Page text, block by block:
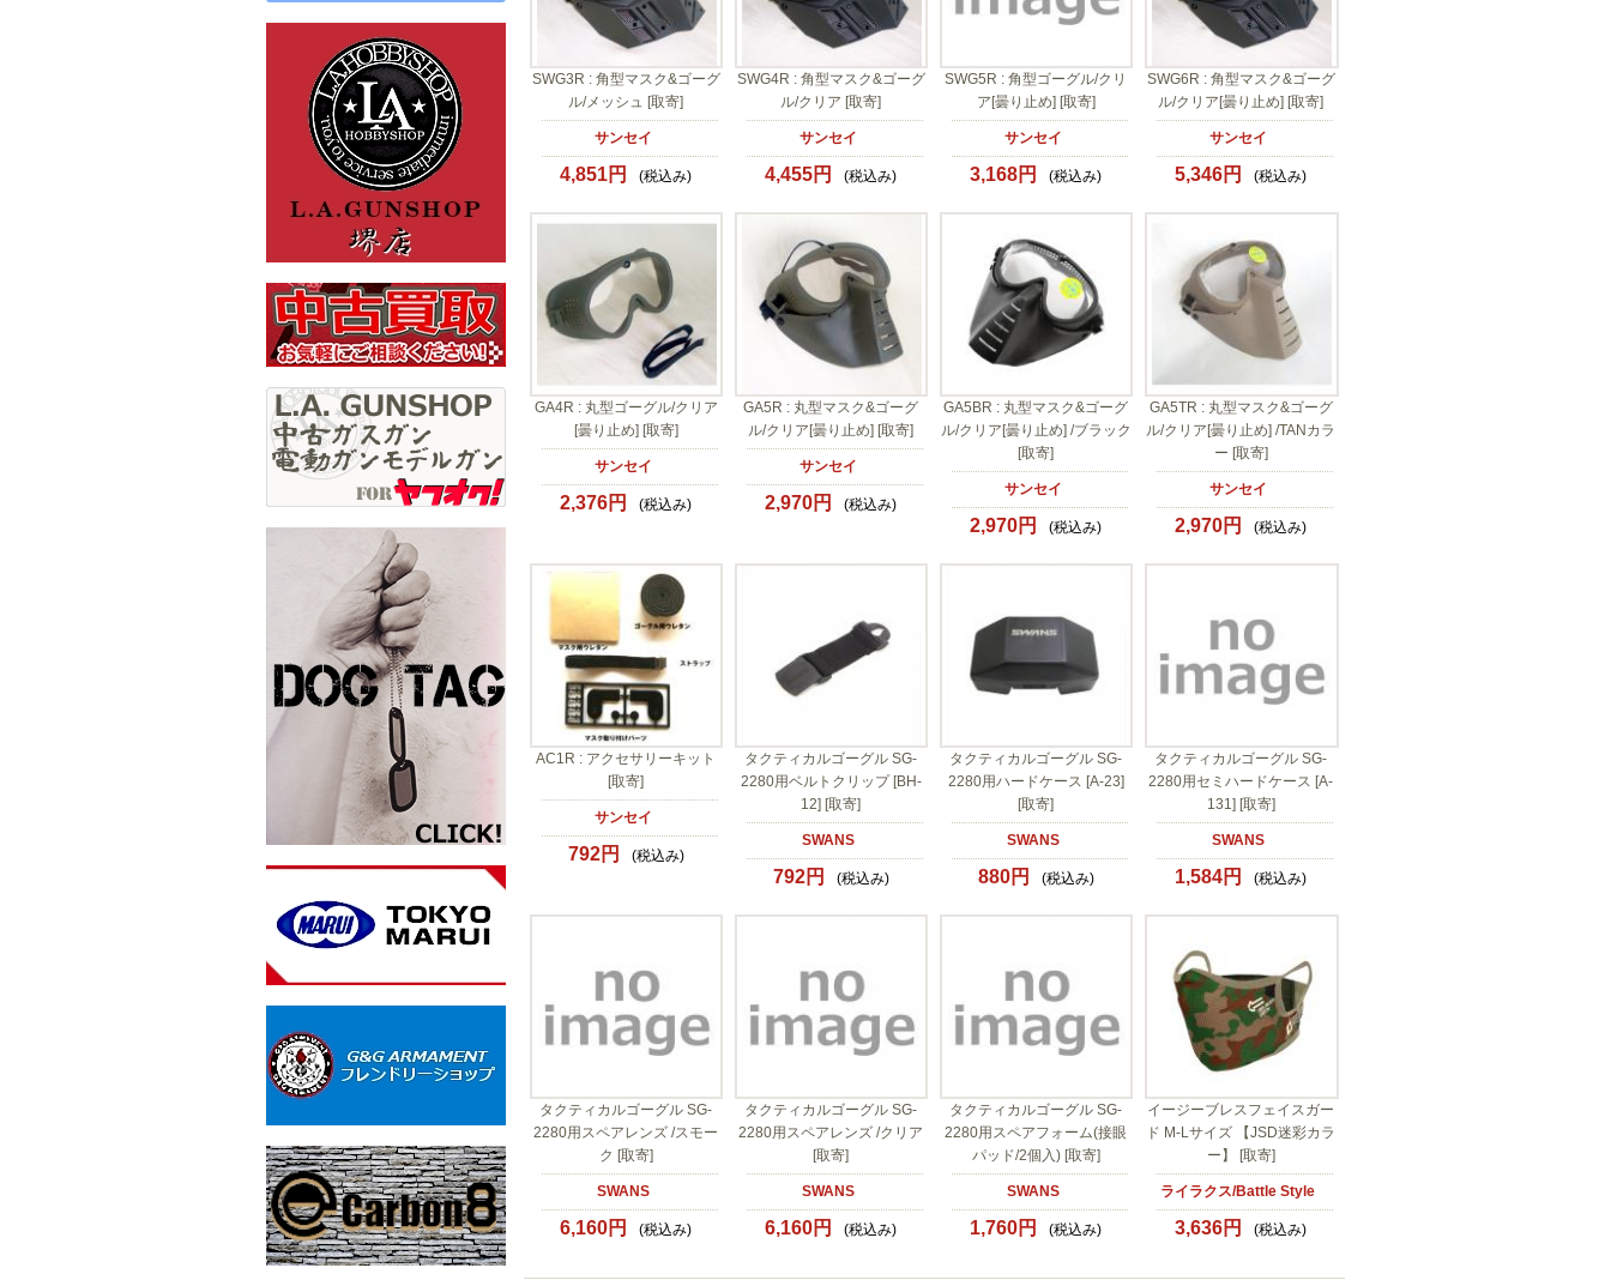
SWG3R : 角型マスク&ゴーグ
ル/メッシュ [取寄]
サンセイ
4,851円 (税込み)
SWG4R : 角型マスク&ゴーグ
ル/クリア [取寄]
サンセイ
4,455円 (税込み)
SWG5R : 角型ゴーグル/クリ
ア[曇り止め] [取寄]
サンセイ
3,168円 (税込み)
SWG6R : 角型マスク&ゴーグ
ル/クリア[曇り止め] [取寄]
サンセイ
5,346円 (税込み)
GA4R : 丸型ゴーグル/クリア
[曇り止め] [取寄]
サンセイ
2,376円 (税込み)
GA5R : 丸型マスク&ゴーグ
ル/クリア[曇り止め] [取寄]
サンセイ
2,970円 (税込み)
GA5BR : 丸型マスク&ゴーグ
ル/クリア[曇り止め] /ブラック
[取寄]
サンセイ
2,970円 (税込み)
GA5TR : 丸型マスク&ゴーグ
ル/クリア[曇り止め] /TANカラ
ー [取寄]
サンセイ
2,970円 (税込み)
AC1R : アクセサリーキット
[取寄]
サンセイ
792円 (税込み)
タクティカルゴーグル SG-
2280用ベルトクリップ [BH-
12] [取寄]
SWANS
792円 (税込み)
タクティカルゴーグル SG-
2280用ハードケース [A-23]
[取寄]
SWANS
880円 (税込み)
タクティカルゴーグル SG-
2280用セミハードケース [A-
131] [取寄]
SWANS
1,584円 (税込み)
タクティカルゴーグル SG-
2280用スペアレンズ /スモー
ク [取寄]
SWANS
6,160円 (税込み)
タクティカルゴーグル SG-
2280用スペアレンズ /クリア
[取寄]
SWANS
6,160円 (税込み)
タクティカルゴーグル SG-
2280用スペアフォーム(接眼
パッド/2個入) [取寄]
SWANS
1,760円 (税込み)
イージーブレスフェイスガー
ド M-Lサイズ 【JSD迷彩カラ
ー】 [取寄]
ライラクス/Battle Style
3,636円 (税込み)